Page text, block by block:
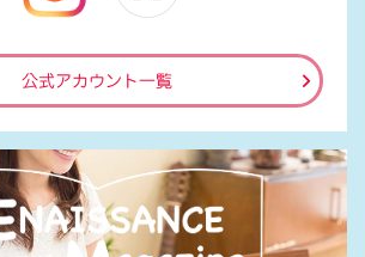
公式アカウント一覧